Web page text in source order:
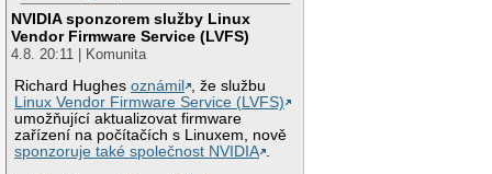
NVIDIA sponzorem služby Linux
Vendor Firmware Service (LVFS)
4.8. 20:11 | Komunita
Richard Hughesoznámil
, že službu
Linux Vendor Firmware Service (LVFS)
umožňující aktualizovat firmware
zařízení na počítačích s Linuxem, nově
sponzoruje také společnost NVIDIA .